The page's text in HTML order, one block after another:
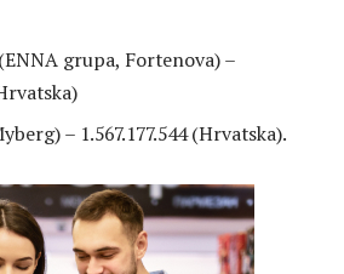
grupa, Fortenova) –
– 1.567.177.544 (Hrvatska).